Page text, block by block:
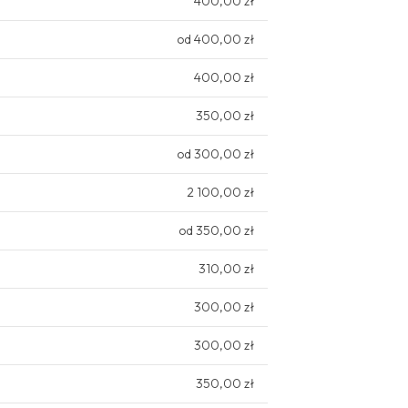
od 400,00 zł
400,00 zł
350,00 zł
od 300,00 zł
2 100,00 zł
od 350,00 zł
310,00 zł
300,00 zł
300,00 zł
350,00 zł